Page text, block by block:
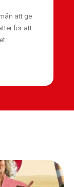
att ge
för att